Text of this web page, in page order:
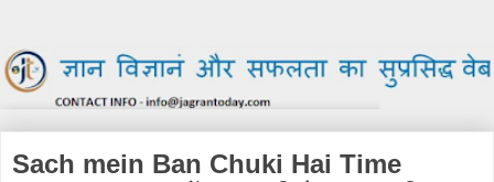
Sach mein Ban Chuki Hai Time